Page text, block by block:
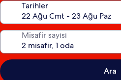
Tarihler
Misafir sayısı
Ara